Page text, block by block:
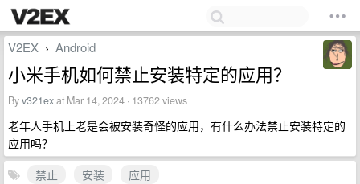
V2EX › Android
小米手机如何禁止安装特定的应用？
Byv321exat Mar 14, 2024 · 13762 views
老年人手机上老是会被安装奇怪的应用，有什么办法禁止安装特定的
应用吗？
禁止
安装
应用